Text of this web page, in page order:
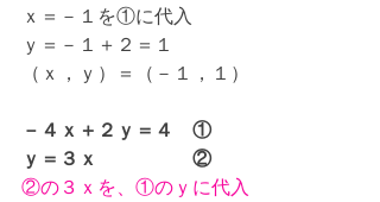
ｘ＝－１を①に代入
ｙ＝－１＋２＝１
（ｘ，ｙ）＝（－１，１）
－４ｘ＋２ｙ＝４　①
ｙ＝３ｘ　　　　　②
②の３ｘを、①のｙに代入